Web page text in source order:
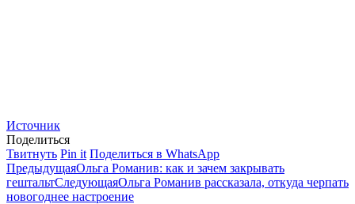
Источник
Поделиться
ТвитнутьПоделиться
в
Twitter
Pin itПоделиться
в
Pinterest
Поделиться в WhatsAppПоделиться
в
WhatsApp
Навигация
по
ПредыдущаяПредыдущая
запись:
Ольга Романив: как и зачем закрывать
гештальтСледующаяСледующая
запись:
Ольга Романив рассказала, откуда черпать
новогоднее настроение